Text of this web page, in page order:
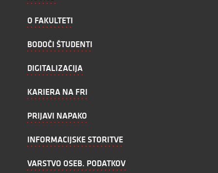
O FAKULTETI
BODOČI ŠTUDENTI
DIGITALIZACIJA
KARIERA NA FRI
PRIJAVI NAPAKO
INFORMACIJSKE STORITVE
VARSTVO OSEB. PODATKOV